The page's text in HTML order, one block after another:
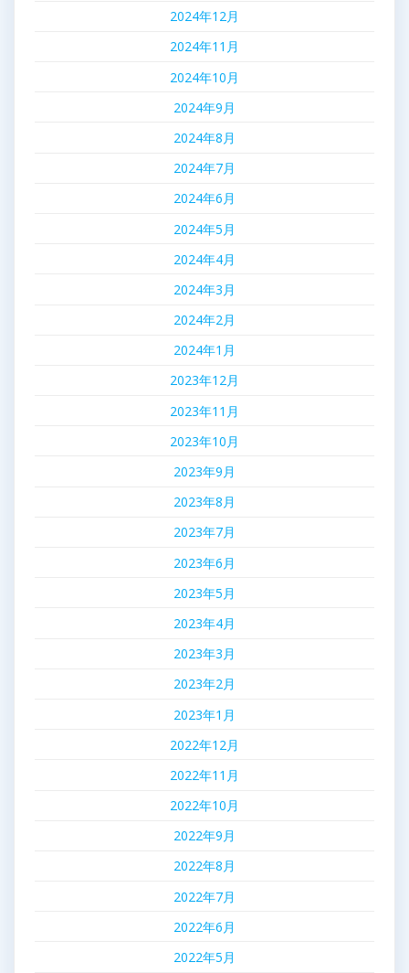
2024年12月
2024年11月
2024年10月
2024年9月
2024年8月
2024年7月
2024年6月
2024年5月
2024年4月
2024年3月
2024年2月
2024年1月
2023年12月
2023年11月
2023年10月
2023年9月
2023年8月
2023年7月
2023年6月
2023年5月
2023年4月
2023年3月
2023年2月
2023年1月
2022年12月
2022年11月
2022年10月
2022年9月
2022年8月
2022年7月
2022年6月
2022年5月